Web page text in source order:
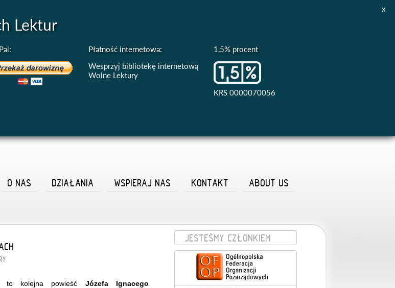
Lektur
Płatność internetowa:
Wesprzyj bibliotekę internetową
Wolne Lektury
1,5% procent
KRS 0000070056
x
ABOUT US
KONTAKT
WSPIERAJ NAS
DZIAŁANIA
O NAS
kolejna powieść Józefa Ignacego
JESTEŚMY CZŁONKIEM